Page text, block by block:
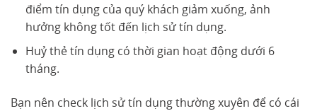
điểm tín dụng của quý khách giảm xuống, ảnh
hưởng không tốt đến lịch sử tín dụng.
Huỷ thẻ tín dụng có thời gian hoạt động dưới 6
tháng.
Bạn nên check lịch sử tín dụng thường xuyên để có cái